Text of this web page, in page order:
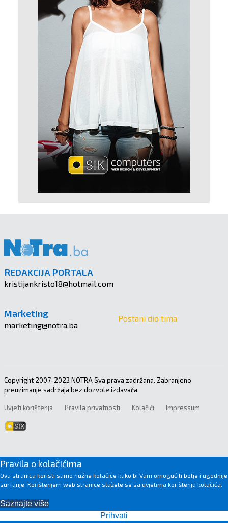
REDAKCIJA PORTALA
kristijankristo18@hotmail.com
Marketing
marketing@notra.ba
Postani dio tima
Copyright 2007-2023 NOTRA Sva prava zadržana. Zabranjeno
preuzimanje sadržaja bez dozvole izdavača.
Uvjeti korištenja Pravila privatnosti Kolačići Impressum
Pravila o kolačićima
Ova stranica koristi samo nužne kolačiće kako bi Vam omogućili bolje i ugodnije
surfanje. Korištenjem web stranice slažete se sa uvjetima korištenja kolačića.
Saznajte više
Prihvati